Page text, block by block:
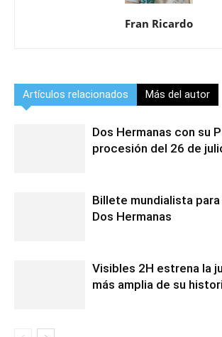
Fran Ricardo
Artículos relacionados Más del autor
Dos Hermanas con su
procesión del 26 de
Billete mundialista
Dos Hermanas
Visibles 2H estrena la
más amplia de su